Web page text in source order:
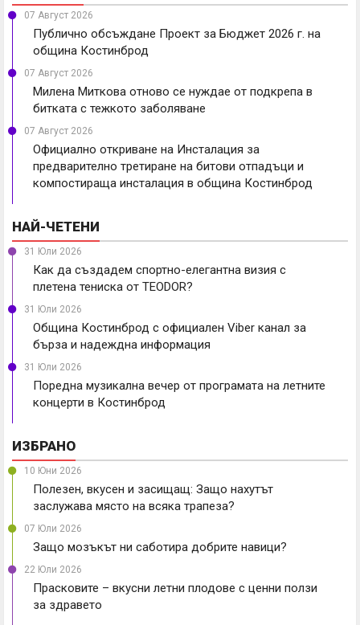
07 Август 2026
Публично обсъждане Проект за Бюджет 2026 г. на
община Костинброд
07 Август 2026
Милена Миткова отново се нуждае от подкрепа в
битката с тежкото заболяване
07 Август 2026
Официално откриване на Инсталация за
предварително третиране на битови отпадъци и
компостираща инсталация в община Костинброд
НАЙ-ЧЕТЕНИ
31 Юли 2026
Как да създадем спортно-елегантна визия с
плетена тениска от TEODOR?
31 Юли 2026
Община Костинброд с официален Viber канал за
бърза и надеждна информация
31 Юли 2026
Поредна музикална вечер от програмата на летните
концерти в Костинброд
ИЗБРАНО
10 Юни 2026
Полезен, вкусен и засищащ: Защо нахутът
заслужава място на всяка трапеза?
07 Юли 2026
Защо мозъкът ни саботира добрите навици?
22 Юли 2026
Прасковите – вкусни летни плодове с ценни ползи
за здравето